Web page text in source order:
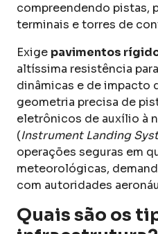
compreendendo pistas,
terminais e torres de
Exige pavimentos
altíssima resistência
dinâmicas e de impacto
geometria precisa de
eletrônicos de auxílio à
(Instrument Landing
operações seguras em
meteorológicas,
com autoridades
Quais são os